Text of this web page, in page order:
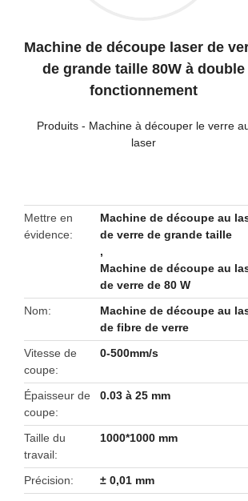
Machine de découpe laser de
de grande taille 80W à double
fonctionnement
Produits- Machine à découper le verre
laser
Mettre en
évidence
Machine de découpe au
de verre de grande taille
,
Machine de découpe au
de verre de 80 W
Nom
Machine de découpe au
de fibre de verre
Vitesse de
coupe
0-500mm/s
Épaisseur de
coupe
0.03 à 25 mm
Taille du
travail
1000*1000 mm
Précision
± 0,01 mm